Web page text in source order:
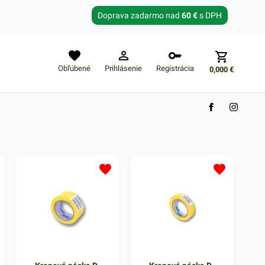
Doprava zadarmo nad 60 €s DPH
Obľúbené Prihlásenie Registrácia 0,000€
Zabudnuté heslo?